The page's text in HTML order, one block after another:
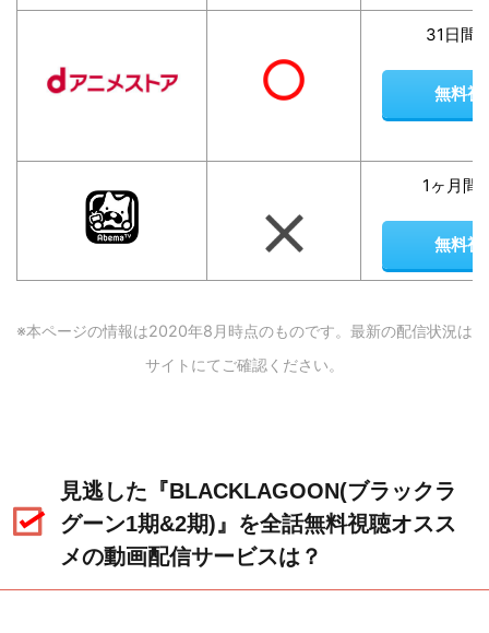
31日間
無料視
1ヶ月間
無料視
※本ページの情報は2020年8 月時点のものです。最新の配信状況は
サイトにてご確認ください。
見逃した『BLACKLAGOON(ブラックラ
グーン1期&2期)』を全話無料視聴オスス
メの動画配信サービスは？